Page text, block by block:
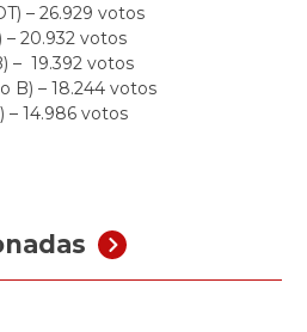
– 26.929 votos
– 20.932 votos
– 19.392 votos
B) – 18.244 votos
– 14.986 votos